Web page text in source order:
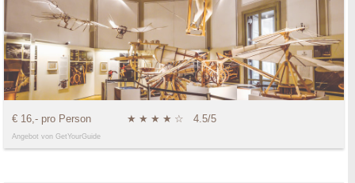
€ 16,- pro Person ★ ★ ★ ★ ☆ 4.5/5
Angebot von GetYourGuide